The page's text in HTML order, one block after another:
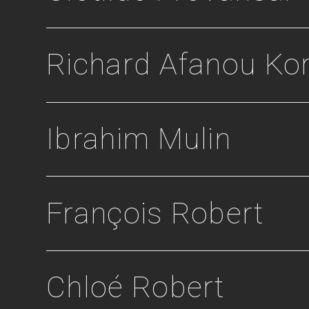
Richard Afanou
Ibrahim Mulin
François Robert
Chloé Robert